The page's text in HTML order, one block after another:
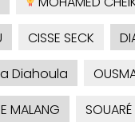
CISSE SECK
Diahoula
MALANG SOUARÉ